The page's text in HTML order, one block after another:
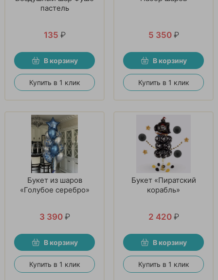
пастель
135 ₽
В корзину
Купить в 1 клик
5 350 ₽
В корзину
Купить в 1 клик
Букет из шаров
«Голубое серебро»
3 390 ₽
В корзину
Купить в 1 клик
Букет «Пиратский
корабль»
2 420 ₽
В корзину
Купить в 1 клик